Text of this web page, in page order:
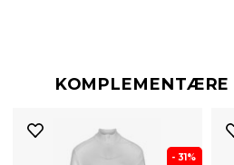
KOMPLEMENTÆRE
- 31%